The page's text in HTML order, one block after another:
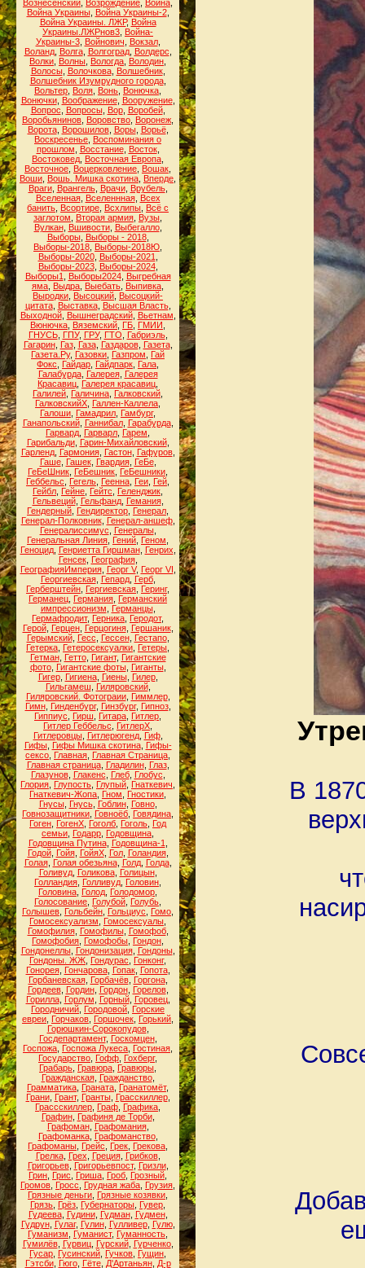
Вознесенский Возрождение Война
Война Украины, Война Украины-2,
Война Украины. ЛЖР, Война
Украины.ЛЖРнов3 Война-
Украины-3, Войнович Вокзал,
Воланд, Волга, Волгоград, Волдерс
Волки Волны Вологда Володин
Волосы, Волочкова, Волшебник,
Волшебник Изумрудного города,
Вольтер Воля Вонь Вонючка
Вонючки, Воображение, Вооружение,
Вопрос
Вопросы, Вор, Воробей,
Воробьянинов Воровство Воронеж
Ворота, Ворошилов, Воры, Ворьё,
Воскресенье Воспоминания о
прошлом
Восстание, Восток,
Востоковед Восточная Европа
Восточное Воцерковление Вошак
Воши Вошь. Мишка скотина Вперде
Враги, Врангель, Врачи, Врубель,
Вселенная, Вселеннная, Всех
банить Всортире Всхлипы Всё с
заглотом
Вторая армия Вузы
Вулкан, Вшивости, Выбегалло,
Выборы, Выборы - 2018,
Выборы-2018 Выборы-2018Ю
Выборы-2020, Выборы-2021
Выборы-2023, Выборы-2024,
Выборы1
Выборы2024, Выгребная
яма Выдра Выебать Выпивка
Выродки Высоцкий Высоцкий-
цитата, Выставка, Высшая Власть,
Выходной, Вышнеградский, Вьетнам
Вюнючка Вяземский ГБ ГМИИ
ГНУСЬ, ГПУ, ГРУ, ГТО Габриэль,
Гагарин, Газ, Газа, Газдаров, Газета,
Газета.Ру, Газовки Газпром
Гай
Фокс
Гайдар Гайдпарк Гала
Галабурда, Галерея, Галерея
Красавиц Галерея красавиц
Галилей Галичина Галковский
ГалковскийХ Галлен-Каллела
Галоши Гамадрил Гамбург,
Ганапольский, Ганнибал, Гарабурда,
Гарвард Гарварл Гарем
Гарибальди, Гарин-Михайловский,
Гарленд, Гармония, Гастон, Гафуров,
Гаше, Гашек, Гвардия, ГеБе,
ГеБеШник ГеБешник ГеБешники
Геббельс
Гегель Геенна Геи Гей
Гейбл Гейне Гейтс Геленджик
Гельвеций, Гельфанд, Гемания,
Гендерный Гендиректор Генерал
Генерал-Полковник, Генерал-аншеф,
Генералиссимус
Генералы,
Генеральная Линия Гений Геном
Геноцид, Генриетта Гиршман, Генрих
Генсек, География,
ГеографияИмперия, Георг V, Георг VI
Георгиевская, Гепард, Герб,
Герберштейн Гергиевская Геринг,
Германец Германия Германский
импрессионизм
Германцы,
Гермафродит, Герника Геродот,
Герой, Герцен, Герцогиня, Гершаник,
Герымский, Гесс Гессен, Гестапо,
Гетерка Гетеросексуалки Гетеры
Гетман, Гетто, Гигант, Гигантские
фото, Гигантские фоты, Гиганты,
Гигер, Гигиена, Гиены, Гилер,
Гильгамеш
Гиляровский,
Гиляровский. Фотограии, Гиммлер,
Гимн, Гинденбург, Гинзбург, Гипноз,
Гиппиус
Гирш Гитара Гитлер
Гитлер Геббельс
ГитлерХ
Гитлеровцы, Гитлерюгенд, Гиф,
Гифы, Гифы Мишка скотина, Гифы-
сексо Главная Главная Страница
Главная страница, Гладилин, Глаз,
Глазунов, Глакенс Глеб, Глобус
Глория Глупость Глупый Гнаткевич
Гнаткевич-Жопа Гном Гностики
Гнусы, Гнусь, Гоблин, Говно,
Говнозащитники Говноёб Говядина
Гоген ГогенХ Гоголб Гоголь Год
семьи Годарр Годовщина
Годовщина Путина, Годовщина-1
Годой, Гойя, ГойяХ, Гол, Голандия,
Голая, Голая обезьяна, Голд, Голда,
Голивуд, Голикова, Голицын,
Голландия Голливуд Головин
Головина Голод Голодомор
Голосование Голубой Голубь
Голышев Гольбейн Гольциус Гомо
Гомосексуализм
Гомосексуалы
Гомофилия, Гомофилы, Гомофоб,
Гомофобия Гомофобы Гондон
Гондонеллы, Гондонизация, Гондоны,
Гондоны. ЖЖ Гондурас Гонконг,
Гонорея, Гончарова, Гопак, Гопота,
Горбаневская, Горбачёв, Горгона,
Гордеев, Гордин, Гордон, Горелов,
Горилла, Горлум Горный, Горовец,
Городничий Городовой Горские
евреи Горчаков Горшочек Горький
Горюшкин-Сорокопудов,
Госдепартамент, Госкомцен,
Госпожа Госпожа Лукеса Гостиная
Государство Гофф Гохберг,
Грабарь Гравюра Гравюры
Гражданская, Гражданство,
Грамматика Граната Гранатомёт,
Грани, Грант, Гранты, Грасскиллер,
Грассскиллер Граф Графика
Графин, Графиня де Торби,
Графоман, Графомания,
Графоманка, Графоманство,
Графоманы Грейс Грек Грекова
Грелка, Грех Греция, Грибков,
Григорьев, Григорьевпост, Гризли,
Грин Грис Гриша Гроб Грозный
Громов Гросс Грудная жаба Грузия
Грязные деньги Грязные козявки
Грязь Грёз Губернаторы Гувер
Гудеева, Гудини, Гудман, Гудмен,
Гудрун, Гулаг, Гулин, Гулливер, Гулю,
Гуманизм
Гуманист, Гуманность
Гумилёв, Гурвиц, Гурский, Гурченко,
Гусар Гусинский Гучков Гущин
Гэтсби, Гюго, Гёте, Д'Артаньян, Д-р
В